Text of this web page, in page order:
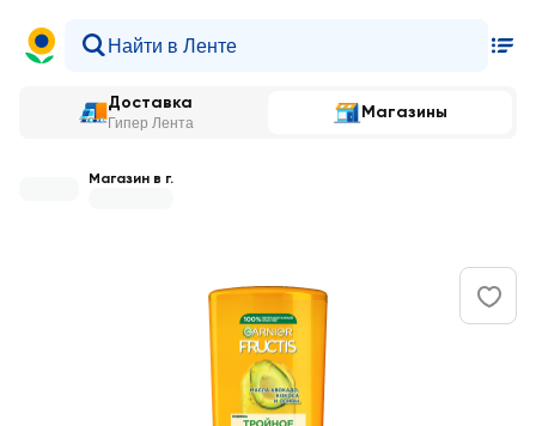
Доставка
Гипер Лента
Магазины
Магазин в г.